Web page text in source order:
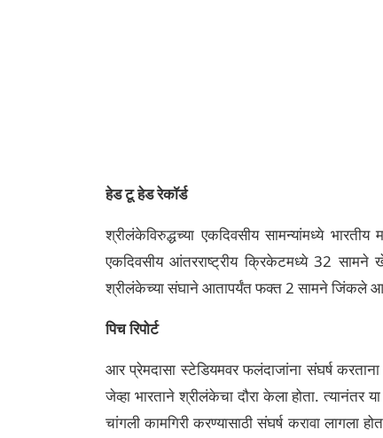
हेड टू हेड रेकॉर्ड
श्रीलंकेविरुद्धच्या एकदिवसीय सामन्यांमध्ये
एकदिवसीय आंतरराष्ट्रीय क्रिकेटमध्ये 32
श्रीलंकेच्या संघाने आतापर्यंत फक्त 2 सामने जिंकले
पिच रिपोर्ट
आर प्रेमदासा स्टेडियमवर फलंदाजांना संघर्ष
जेव्हा भारताने श्रीलंकेचा दौरा केला होता. त्यानंतर
चांगली कामगिरी करण्यासाठी संघर्ष करावा